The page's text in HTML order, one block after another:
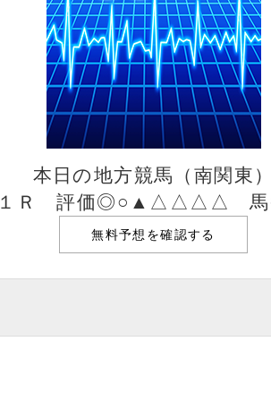
本日の地方競馬（南関東）
１Ｒ 評価◎○▲△△△△ 馬
無料予想を確認する